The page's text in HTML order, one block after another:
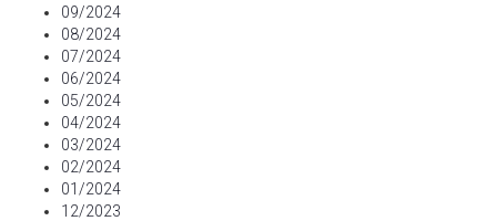
09/2024
08/2024
07/2024
06/2024
05/2024
04/2024
03/2024
02/2024
01/2024
12/2023